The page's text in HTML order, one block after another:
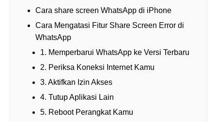
Cara share screen WhatsApp di iPhone
Cara Mengatasi Fitur Share Screen Error di
WhatsApp
1. Memperbarui WhatsApp ke Versi Terbaru
2. Periksa Koneksi Internet Kamu
3. Aktifkan Izin Akses
4. Tutup Aplikasi Lain
5. Reboot Perangkat Kamu